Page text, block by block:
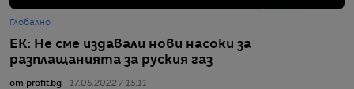
Глобално
ЕК: Не сме издавали нови насоки за
разплащанията за руския газ
от profit.bg - 17.05.2022 / 15:11